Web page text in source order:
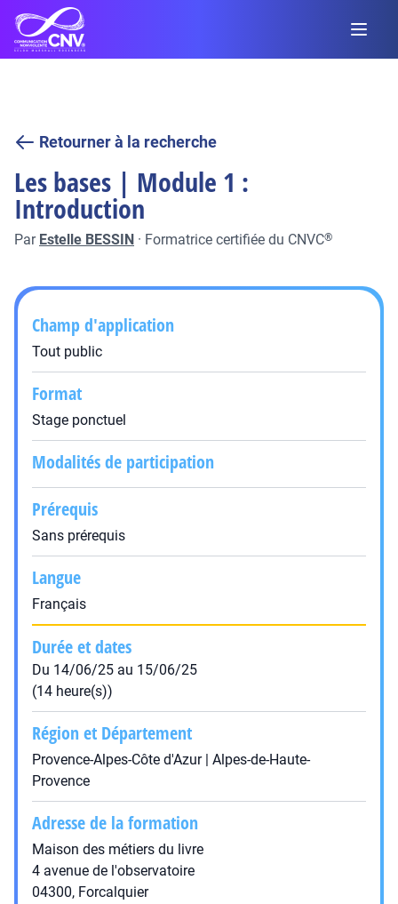
Retourner à la recherche
Les bases | Module 1 :
Introduction
Par Estelle BESSIN · Formatrice certifiée du CNVC®
Champ d'application
Tout public
Format
Stage ponctuel
Modalités de participation
Prérequis
Sans prérequis
Langue
Français
Durée et dates
Du 14/06/25 au 15/06/25
(14 heure(s))
Région et Département
Provence-Alpes-Côte d'Azur | Alpes-de-Haute-
Provence
Adresse de la formation
Maison des métiers du livre
4 avenue de l'observatoire
04300, Forcalquier